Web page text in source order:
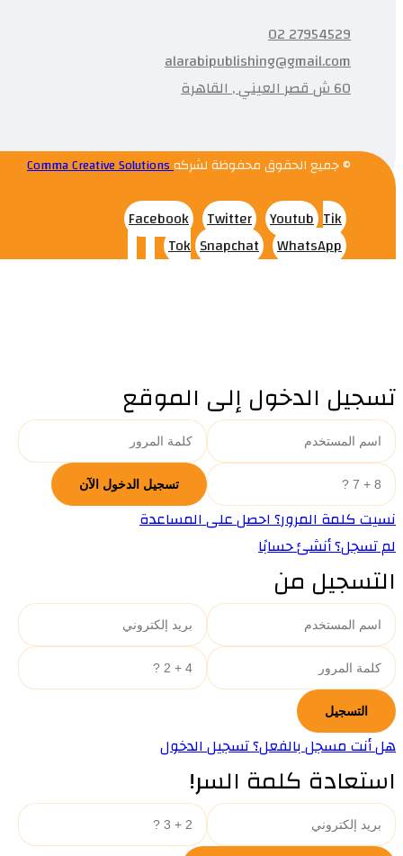
27954529 02
alarabipublishing@gmail.com
60 ش قصر العيني , القاهرة
© جميع الحقوق محفوظة لشركهComma Creative Solutions
Facebook Twitter Youtub Tik
Tok Snapchat WhatsApp
تسجيل الدخول إلى الموقع
نسيت كلمة المرور؟ احصل على المساعدة
لم تسجل؟ أنشئ حسابًا
التسجيل من
هل أنت مسجل بالفعل؟ تسجيل الدخول
استعادة كلمة السر!